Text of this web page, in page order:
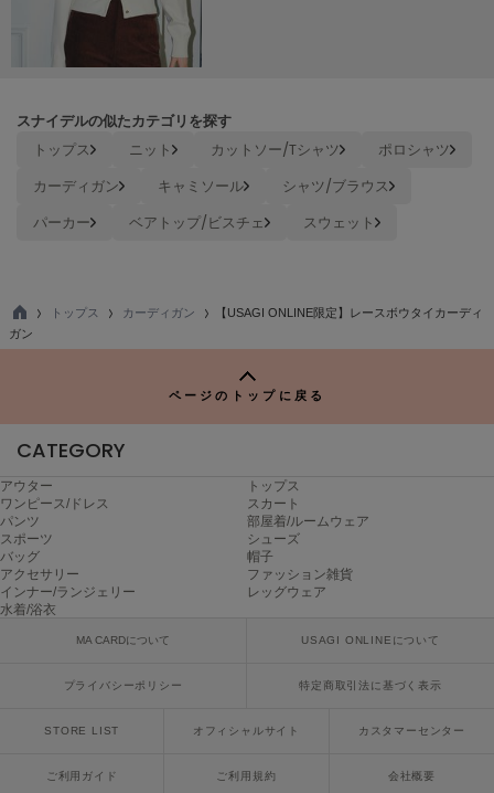
UNDERSON UNDERSON
un/neu
URBAN RESEARCH ROSSO
USAGI Gallery
ウサギギャラリー
ウサギアイテム
USAGI Vintage
ウサギヴィンテージ
VEJA
ヴェジャ
スナイデルの似たカテゴリを探す
トップス ニット カットソー/Tシャツ
ポロシャツ
カーディガン
キャミソール
シャツ/ブラウス
パーカー
ベアトップ/ビスチェ スウェット
TO
P
トップス カーディガン
【USAGI ONLINE限定】レースボウタイカーディ
ガン
ページのトップに戻る
CATEGORY
アウター
トップス
ワンピース/ドレス
スカート
パンツ
部屋着/ルームウェア
スポーツ
シューズ
バッグ
帽子
アクセサリー
ファッション雑貨
インナー/ランジェリー
レッグウェア
水着/浴衣
MA CARDについて USAGI ONLINEについて
プライバシーポリシー 特定商取引法に基づく表示
STORE LIST オフィシャルサイト カスタマーセンター
ご利用ガイド ご利用規約 会社概要